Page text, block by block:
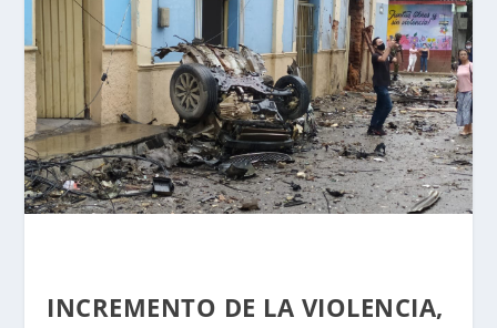
INCREMENTO DE LA VIOLENCIA,